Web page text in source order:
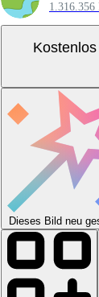
1.316.356
Dieses Bild neu